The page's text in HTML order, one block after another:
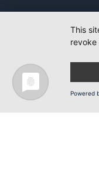
This
Powered